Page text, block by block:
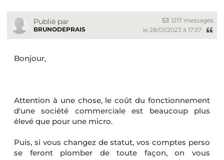
Publié par
BRUNODEPRAIS
1217 messages
le 28/01/2023 à 17:37
Bonjour,
Attention à une chose, le coût du fonctionnement
d'une société commerciale est beaucoup plus
élevé que pour une micro.
Puis, si vous changez de statut, vos comptes perso
se feront plomber de toute façon, on vous